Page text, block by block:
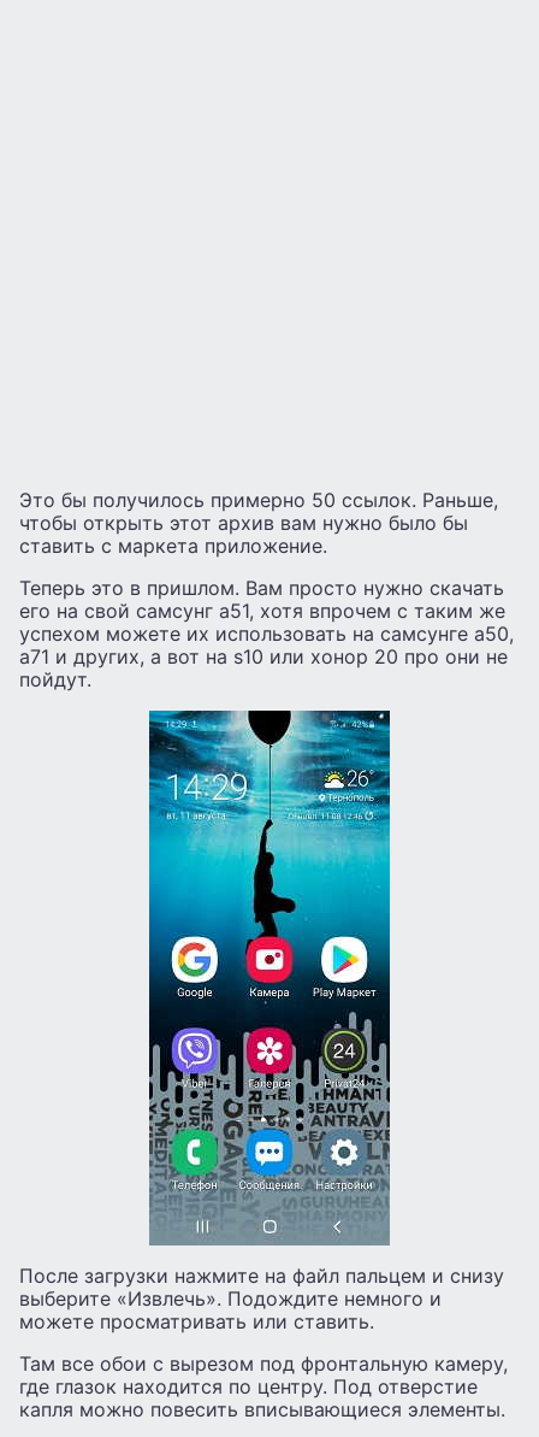
Это бы получилось примерно 50 ссылок. Раньше,
чтобы открыть этот архив вам нужно было бы
ставить с маркета приложение.
Теперь это в пришлом. Вам просто нужно скачать
его на свой самсунг а51, хотя впрочем с таким же
успехом можете их использовать на самсунге а50,
а71 и других, а вот на s10 или хонор 20 про они не
пойдут.
После загрузки нажмите на файл пальцем и снизу
выберите «Извлечь». Подождите немного и
можете просматривать или ставить.
Там все обои с вырезом под фронтальную камеру,
где глазок находится по центру. Под отверстие
капля можно повесить вписывающиеся элементы.